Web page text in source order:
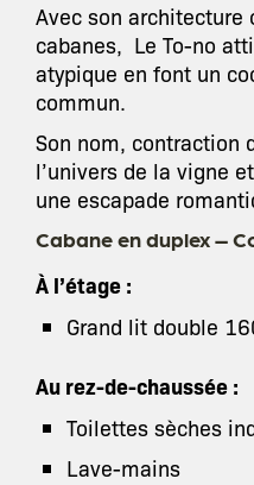
Avec son
cabanes, Le To-no
atypique en font un
commun.
Son nom, contraction
l’univers de la vigne
une escapade
Cabane en duplex –
À l’étage :
Grand lit double
Au rez-de-chaussée :
Toilettes sèches
Lave-mains